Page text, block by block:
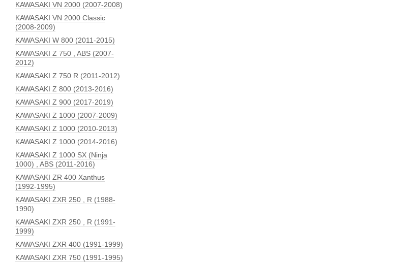
KAWASAKI VN 2000 (2007-2008)
KAWASAKI VN 2000 Classic
(2008-2009)
KAWASAKI W 800 (2011-2015)
KAWASAKI Z 750 , ABS (2007-
2012)
KAWASAKI Z 750 R (2011-2012)
KAWASAKI Z 800 (2013-2016)
KAWASAKI Z 900 (2017-2019)
KAWASAKI Z 1000 (2007-2009)
KAWASAKI Z 1000 (2010-2013)
KAWASAKI Z 1000 (2014-2016)
KAWASAKI Z 1000 SX (Ninja
1000) , ABS (2011-2016)
KAWASAKI ZR 400 Xanthus
(1992-1995)
KAWASAKI ZXR 250 , R (1988-
1990)
KAWASAKI ZXR 250 , R (1991-
1999)
KAWASAKI ZXR 400 (1991-1999)
KAWASAKI ZXR 750 (1991-1995)